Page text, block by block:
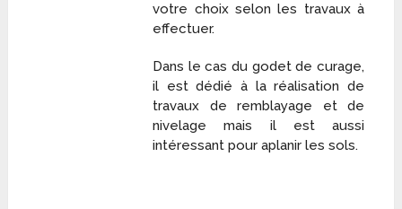
votre choix selon les travaux à
effectuer.
Dans le cas du godet de curage,
il est dédié à la réalisation de
travaux de remblayage et de
nivelage mais il est aussi
intéressant pour aplanir les sols.